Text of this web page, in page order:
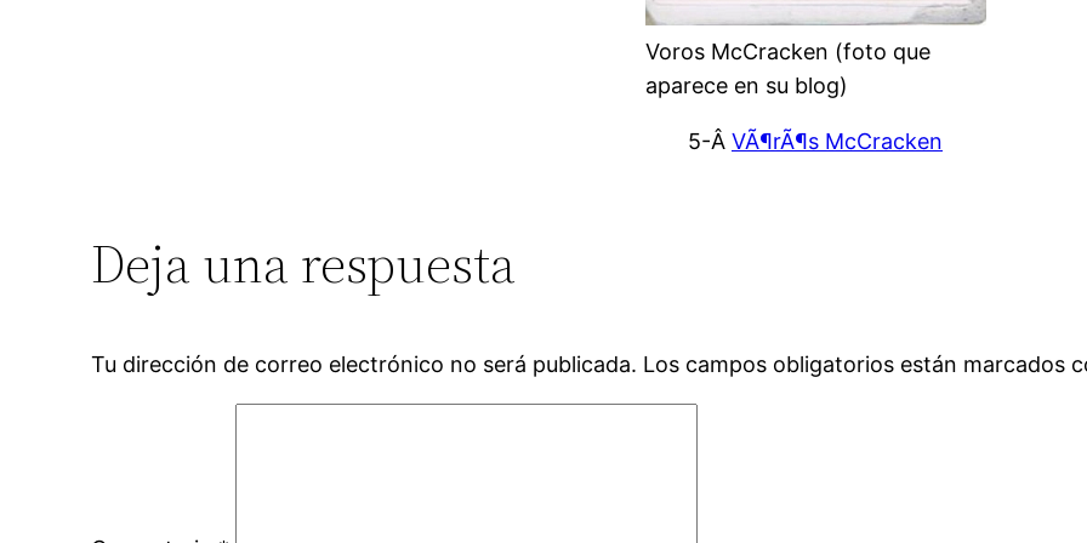
Voros McCracken (foto que
aparece en su blog)
5-Â VÃ¶rÃ¶s McCracken
Deja una respuesta
Tu dirección de correo electrónico no será publicada. Los campos obligatorios están marcados